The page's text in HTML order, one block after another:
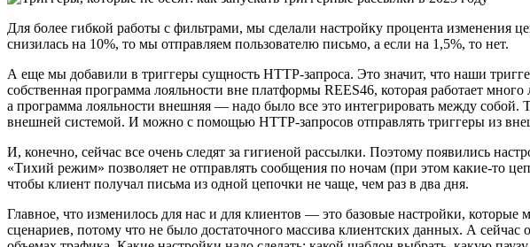
Для более гибкой работы с фильтрами, мы сделали настройку процента изменения
снизилась на 10%, то мы отправляем пользователю письмо, а если на 1,5%, то нет.
А еще мы добавили в триггеры сущность HTTP-запроса. Это значит, что наши
собственная программа лояльности вне платформы REES46, которая работает
а программа лояльности внешняя — надо было все это интегрировать между
внешней системой. И можно с помощью HTTP-запросов отправлять триггеры из
И, конечно, сейчас все очень следят за гигиеной рассылки. Поэтому появились
«Тихий режим» позволяет не отправлять сообщения по ночам (при этом какие-то
чтобы клиент получал письма из одной цепочки не чаще, чем раз в два дня.
Главное, что изменилось для нас и для клиентов — это базовые настройки,
сценариев, потому что не было достаточного массива клиентских данных. А